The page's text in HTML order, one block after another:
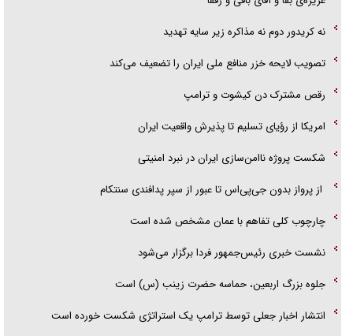
نه کریدور دوم نه مذاکره زیر سایه تهدید
تصویب لایحه خزر منافع ملی ایران را تضعیف می‌کند
رقص مشترک دن کیشوت و ترامپ
امریکا از رؤیای تسلیم تا پذیرش واقعیت ایران
شکست پروژه ناامن‌سازی ایران در نبرد امنیتی
از پرواز بدون جی‌پی‌اس تا عبور از سپر پدافندی سنتکام
چارچوب کلی تفاهم با عمان مشخص شده است
نشست خبری رئیس‌جمهور فردا برگزار می‌شود
جلوه بزرگ اربعین، حماسه حضرت زینب (س) است
انتشار اخبار جعلی توسط ترامپ یک استراتژی شکست خورده است